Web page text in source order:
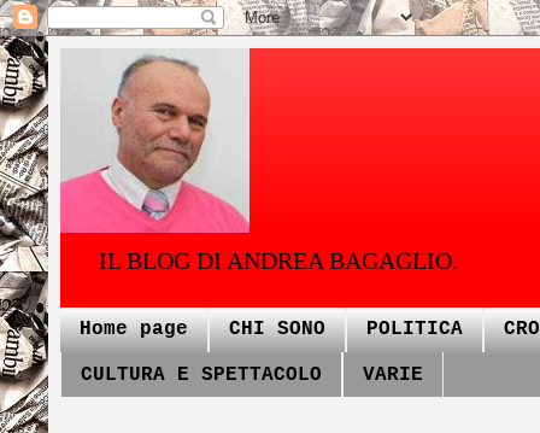
IL BLOG DI ANDREA BAGAGLIO.
Home page CHI SONO POLITICA
CULTURA E SPETTACOLO VARIE